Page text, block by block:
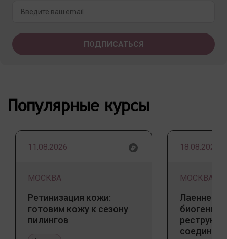
Популярные курсы
11.08.2026
МОСКВА
Ретинизация кожи:
готовим кожу к сезону
пилингов
18.08.2026
МОСКВА
Лаеннек
биогенный